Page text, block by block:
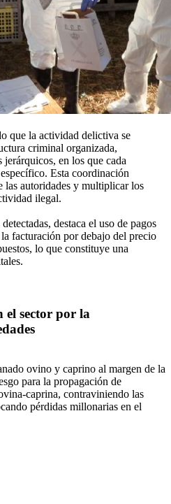
que la actividad delictiva se
criminal organizada,
jerárquicos, en los que cada
Esta coordinación
las autoridades y multiplicar los
ilegal.
destaca el uso de pagos
facturación por debajo del precio
lo que constituye una
el sector por la
ovino y caprino al margen de la
para la propagación de
caprina, contraviniendo las
pérdidas millonarias en el